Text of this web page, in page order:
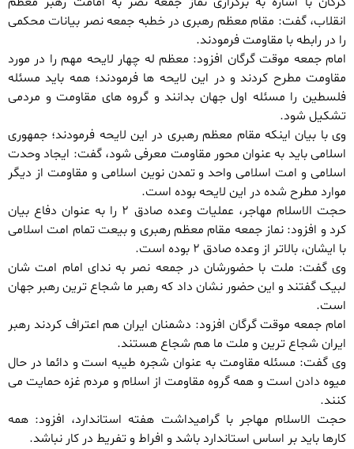
انقلاب، گفت: مقام معظم رهبری در خطبه جمعه نصر بیانات محکمی
را در رابطه با مقاومت فرمودند.
امام جمعه موقت گرگان افزود: معظم له چهار لایحه مهم را در مورد
مقاومت مطرح کردند و در این لایحه ها فرمودند؛ همه باید مسئله
فلسطین را مسئله اول جهان بدانند و گروه های مقاومت و مردمی
تشکیل شود.
وی با بیان اینکه مقام معظم رهبری در این لایحه فرمودند؛ جمهوری
اسلامی باید به عنوان محور مقاومت معرفی شود، گفت: ایجاد وحدت
اسلامی و امت اسلامی واحد و تمدن نوین اسلامی و مقاومت از دیگر
موارد مطرح شده در این لایحه بوده است.
حجت الاسلام مهاجر، عملیات وعده صادق ٢ را به عنوان دفاع بیان
کرد و افزود: نماز جمعه مقام معظم رهبری و بیعت تمام امت اسلامی
با ایشان، بالاتر از وعده صادق ٢ بوده است.
وی گفت: ملت با حضورشان در جمعه نصر به ندای امام امت شان
لبیک گفتند و این حضور نشان داد که رهبر ما شجاع ترین رهبر جهان
است.
امام جمعه موقت گرگان افزود: دشمنان ایران هم اعتراف کردند رهبر
ایران شجاع ترین و ملت ما هم شجاع هستند.
وی گفت: مسئله مقاومت به عنوان شجره طیبه است و دائما در حال
میوه دادن است و همه گروه مقاومت از اسلام و مردم غزه حمایت می
کنند.
حجت الاسلام مهاجر با گرامیداشت هفته استاندارد، افزود: همه
کارها باید بر اساس استاندارد باشد و افراط و تفریط در کار نباشد.